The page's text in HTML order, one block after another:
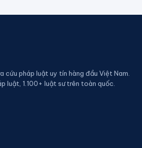
cứu pháp luật uy tín hàng đầu Việt Nam.
luật, 1.100+ luật sư trên toàn quốc.